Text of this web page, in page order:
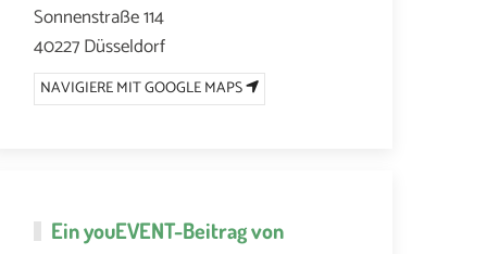
Sonnenstraße 114
40227 Düsseldorf
NAVIGIERE MIT GOOGLE MAPS
EinyouEVENT-Beitrag von